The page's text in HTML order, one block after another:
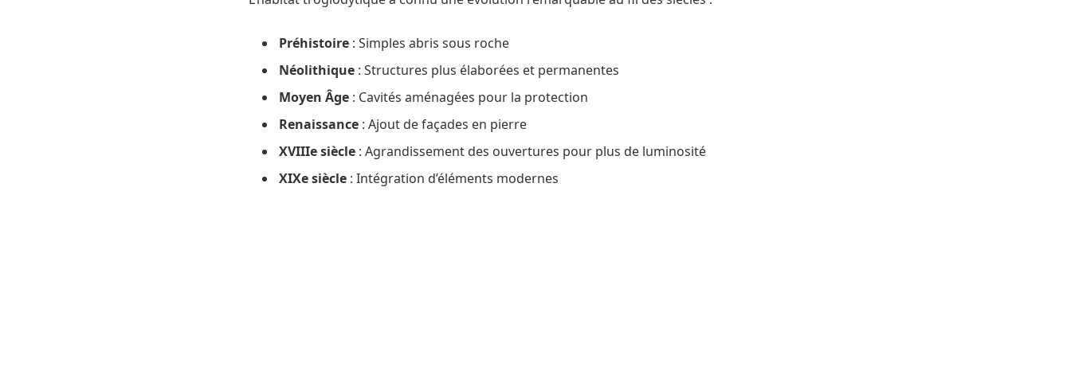
Préhistoire : Simples abris sous roche
Néolithique : Structures plus élaborées et permanentes
Moyen Âge : Cavités aménagées pour la protection
Renaissance : Ajout de façades en pierre
XVIIIe siècle : Agrandissement des ouvertures pour plus de luminosité
XIXe siècle : Intégration d’éléments modernes